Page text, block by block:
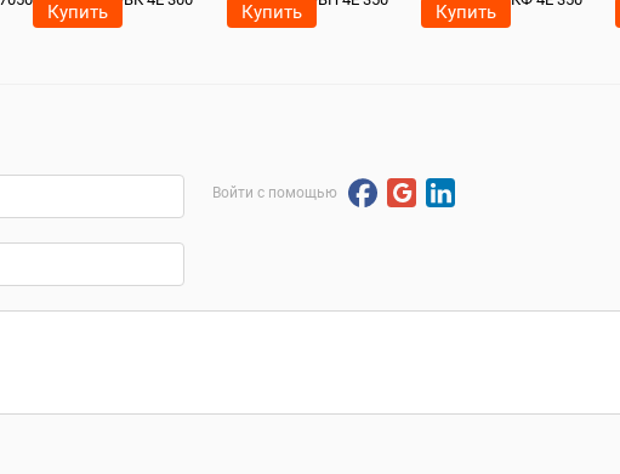
Купить Купить Купить
Войти с помощью